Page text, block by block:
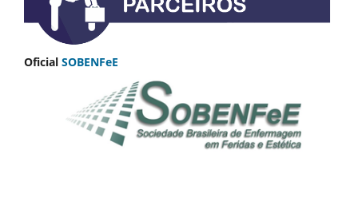
Oficial SOBENFeE